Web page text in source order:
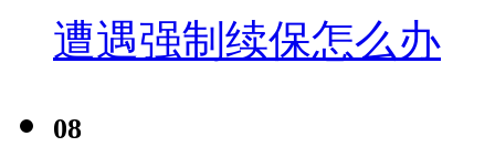
遭遇强制续保怎么办
08